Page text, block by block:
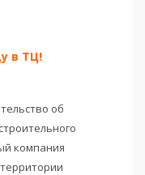
в ТЦ!
об
компания